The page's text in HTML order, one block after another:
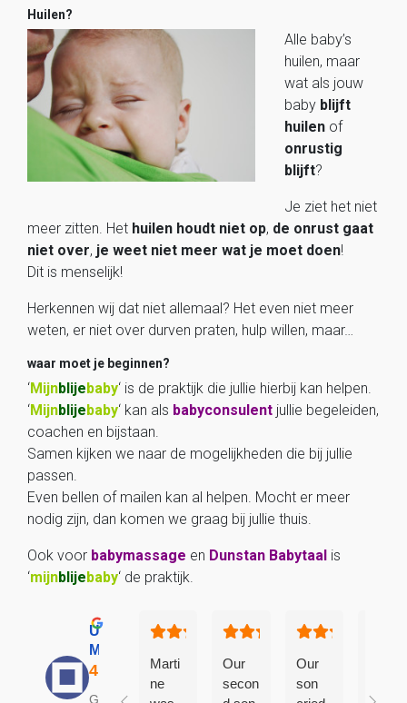
Huilen?
Alle baby’s
huilen, maar
wat als jouw
baby blijft
huilen of
onrustig
blijft?
Je ziet het niet
meer zitten. Het huilen houdt niet op, de onrust gaat
niet over, je weet niet meer wat je moet doen!
Dit is menselijk!
Herkennen wij dat niet allemaal? Het even niet meer
weten, er niet over durven praten, hulp willen, maar…
waar moet je beginnen?
‘Mijnblije baby‘ is de praktijk die jullie hierbij kan helpen.
‘Mijnblije baby‘ kan als babyconsulent jullie begeleiden,
coachen en bijstaan.
Samen kijken we naar de mogelijkheden die bij jullie
passen.
Even bellen of mailen kan al helpen. Mocht er meer
nodig zijn, dan komen we graag bij jullie thuis.
Ook voor babymassage en Dunstan Babytaal is
‘mijnblije baby‘ de praktijk.
Uitstekend
Mijnblijebaby
Gebaseerd op 17
Marti
ne
Our
secon
Our
son